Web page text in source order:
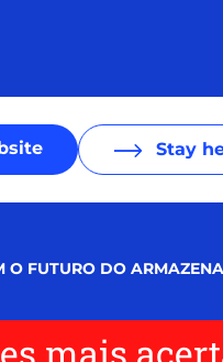
Stay
O FUTURO DO